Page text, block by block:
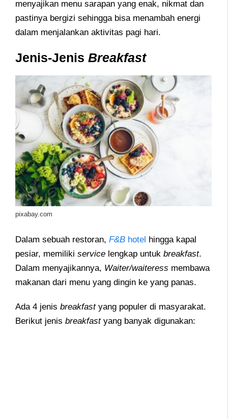
menyajikan menu sarapan yang enak, nikmat dan
pastinya bergizi sehingga bisa menambah energi
dalam menjalankan aktivitas pagi hari.
Jenis-Jenis Breakfast
pixabay.com
Dalam sebuah restoran, F&B hotel hingga kapal
pesiar, memiliki service lengkap untuk breakfast.
Dalam menyajikannya, Waiter/waiteress membawa
makanan dari menu yang dingin ke yang panas.
Ada 4 jenis breakfastyang populer di masyarakat.
Berikut jenis breakfastyang banyak digunakan: